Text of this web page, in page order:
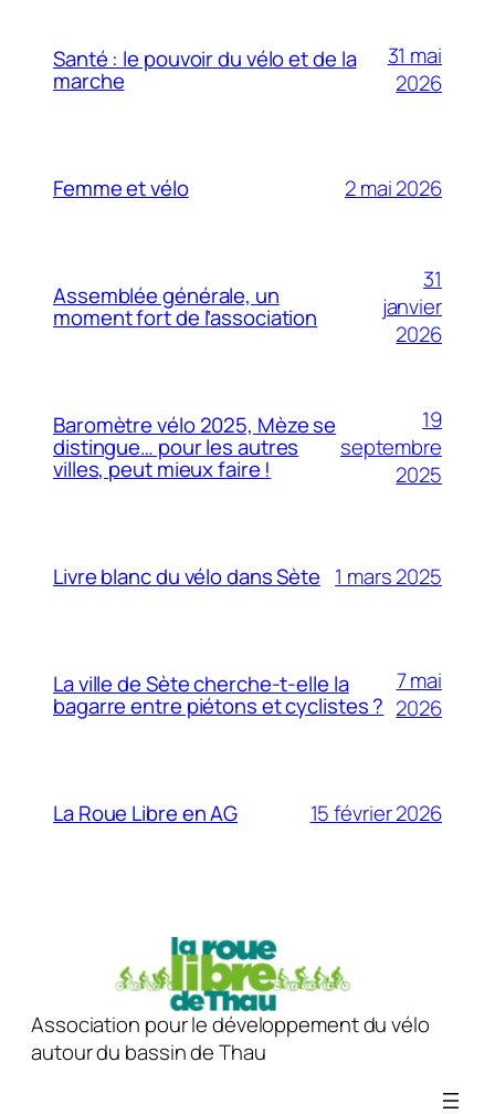
Santé : le pouvoir du vélo et de la
marche
31 mai
2026
Femme et vélo 2 mai 2026
Assemblée générale, un
moment fort de l’association
31
janvier
2026
Baromètre vélo 2025, Mèze se
distingue… pour les autres
villes, peut mieux faire !
19
septembre
2025
Livre blanc du vélo dans Sète 1 mars 2025
La ville de Sète cherche-t-elle la
bagarre entre piétons et cyclistes ?
7 mai
2026
La Roue Libre en AG 15 février 2026
Association pour le développement du vélo
autour du bassin de Thau